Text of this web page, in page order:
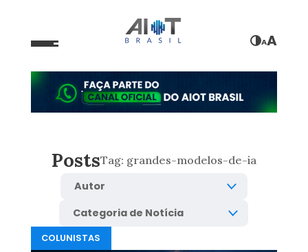
AA
PostsTag: grandes-modelos-de-ia
COLUNISTAS